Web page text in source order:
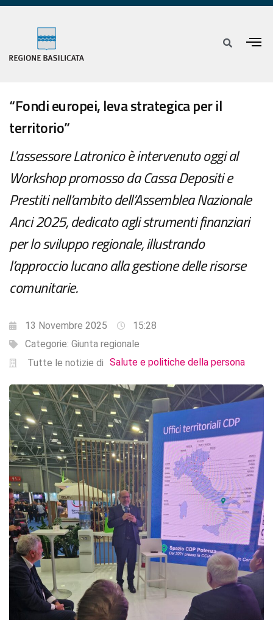
“Fondi europei, leva strategica per il
territorio”
L'assessore Latronico è intervenuto oggi al
Workshop promosso da Cassa Depositi e
Prestiti nell’ambito dell’Assemblea Nazionale
Anci 2025, dedicato agli strumenti finanziari
per lo sviluppo regionale, illustrando
l’approccio lucano alla gestione delle risorse
comunitarie.
13 Novembre 2025
15:28
Categorie: Giunta regionale
Tutte le notizie di Salute e politiche della persona